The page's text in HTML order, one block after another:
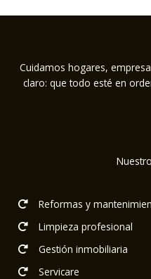
Cuidamos hogares,
claro: que todo esté en
Reformas y
Limpieza profesional
Gestión inmobiliaria
Servicare